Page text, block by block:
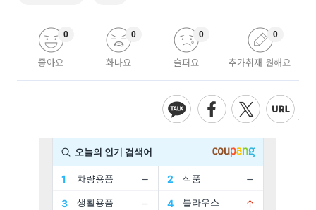
좋아요
0
화나요
0
슬퍼요
0
추가취재 원해요
0